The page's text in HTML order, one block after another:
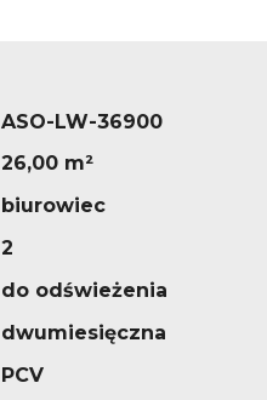
ASO-LW-36900
26,00 m²
biurowiec
2
do odświeżenia
dwumiesięczna
PCV